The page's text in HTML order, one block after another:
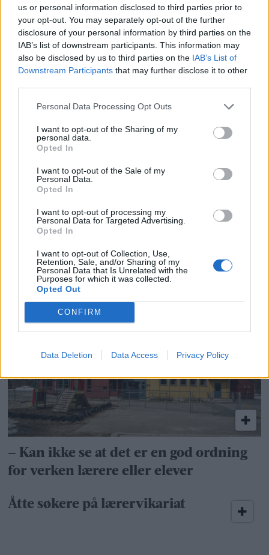
us or personal information disclosed to third parties prior to
your opt-out. You may separately opt-out of the further
disclosure of your personal information by third parties on the
IAB’s list of downstream participants. This information may
also be disclosed by us to third parties on the IAB’s List of
Downstream Participants that may further disclose it to other
Personal Data Processing Opt Outs
I want to opt-out of the Sharing of my
personal data.
Opted In
I want to opt-out of the Sale of my
Personal Data.
Opted In
I want to opt-out of processing my
Personal Data for Targeted Advertising.
Opted In
I want to opt-out of Collection, Use,
Retention, Sale, and/or Sharing of my
Personal Data that Is Unrelated with the
Purposes for which it was collected.
Opted Out
CONFIRM
Data Deletion Data Access Privacy Policy
– Bekymringa for Røros skole må vi ta
på alvor
Dette er tilstanden i skolene
– Kan ikke se at det er en god ordning
for verken lærere eller elever
Åtte søkere på lærervikariat